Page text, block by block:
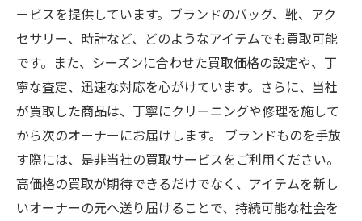
ービスを提供しています。ブランドのバッグ、靴、アク
セサリー、時計など、どのようなアイテムでも買取可能
です。また、シーズンに合わせた買取価格の設定や、丁
寧な査定、迅速な対応を心がけています。さらに、当社
が買取した商品は、丁寧にクリーニングや修理を施して
から次のオーナーにお届けします。 ブランドものを手放
す際には、是非当社の買取サービスをご利用ください。
高価格の買取が期待できるだけでなく、アイテムを新し
いオーナーの元へ送り届けることで、持続可能な社会を